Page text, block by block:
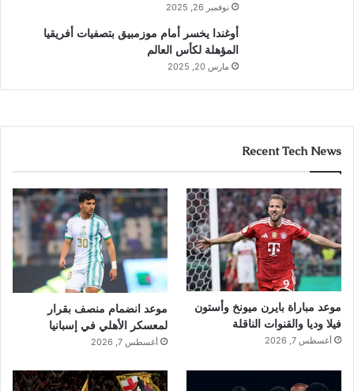
نوفمبر 26, 2025
أوغندا يخسر أمام موزمبيق بتصفيات أفريقيا
المؤهلة لكأس العالم
مارس 20, 2025
Recent Tech News
موعد مباراة بايرن ميونخ وأستون
فيلا وديا والقنوات الناقلة
أغسطس 7, 2026
موعد انضمام منصف بقرار
لمعسكر الأهلي في إسبانيا
أغسطس 7, 2026